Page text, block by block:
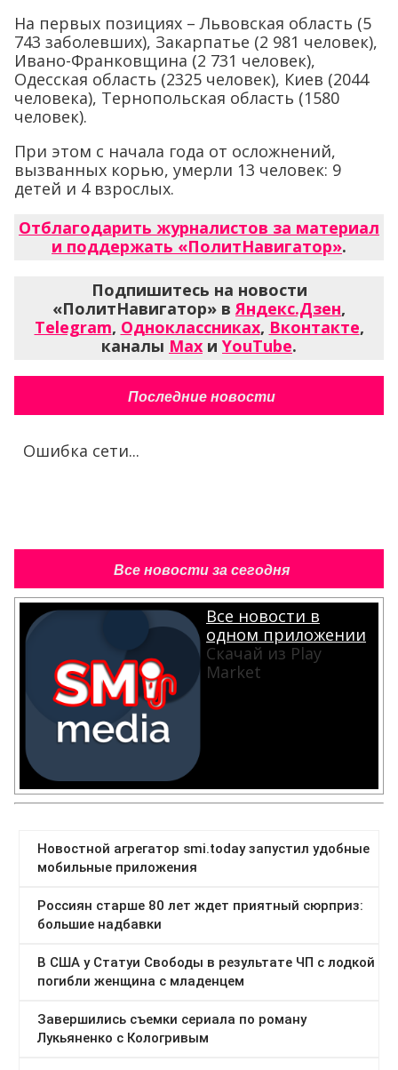
На первых позициях – Львовская область (5
743 заболевших), Закарпатье (2 981 человек),
Ивано-Франковщина (2 731 человек),
Одесская область (2325 человек), Киев (2044
человека), Тернопольская область (1580
человек).
При этом с начала года от осложнений,
вызванных корью, умерли 13 человек: 9
детей и 4 взрослых.
Отблагодарить журналистов за материал
и поддержать «ПолитНавигатор».
Подпишитесь на новости
«ПолитНавигатор» вЯндекс.Дзен,
Telegram, Одноклассниках, Вконтакте,
каналы Max и YouTube.
Последние новости
Ошибка сети...
Все новости за сегодня
Все новости в
одном приложении
Скачай из Play
Market